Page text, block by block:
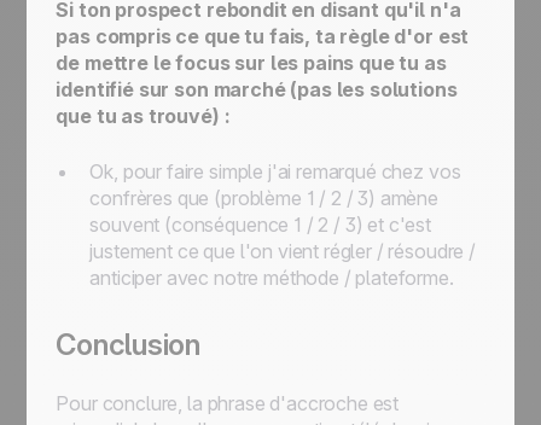
Si ton prospect rebondit en disant qu'il n'a
pas compris ce que tu fais, ta règle d'or est
de mettre le focus sur les pains que tu as
identifié sur son marché (pas les solutions
que tu as trouvé) :
Ok, pour faire simple j'ai remarqué chez vos
confrères que (problème 1 / 2 / 3) amène
souvent (conséquence 1 / 2 / 3) et c'est
justement ce que l'on vient régler / résoudre /
anticiper avec notre méthode / plateforme.
Conclusion
Pour conclure, la phrase d'accroche est